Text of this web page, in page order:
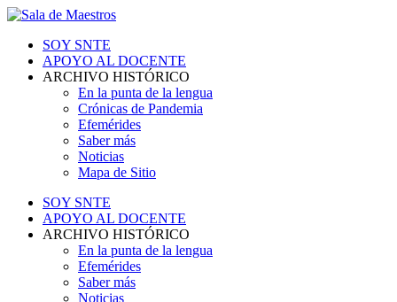
SOY SNTE
APOYO AL DOCENTE
ARCHIVO HISTÓRICO
En la punta de la lengua
Crónicas de Pandemia
Efemérides
Saber más
Noticias
Mapa de Sitio
SOY SNTE
APOYO AL DOCENTE
ARCHIVO HISTÓRICO
En la punta de la lengua
Efemérides
Saber más
Noticias